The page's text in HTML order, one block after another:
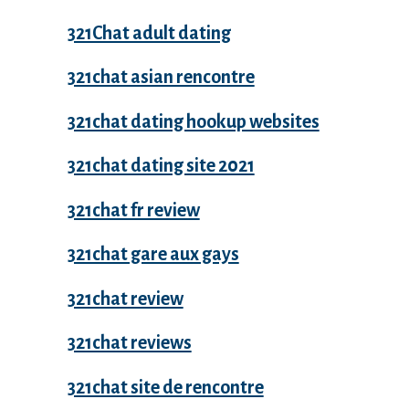
321Chat adult dating
321chat asian rencontre
321chat dating hookup websites
321chat dating site 2021
321chat fr review
321chat gare aux gays
321chat review
321chat reviews
321chat site de rencontre